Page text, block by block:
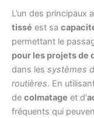
L’un des principaux
tissé est sa
permettant le
pour les projets de
dans les systèmes
routières. En
de colmatage et d’
fréquents qui